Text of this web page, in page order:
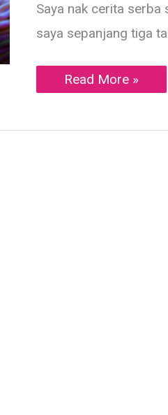
Saya nak cerita serba
saya sepanjang tiga
Apa
Itu
Best
Read More »